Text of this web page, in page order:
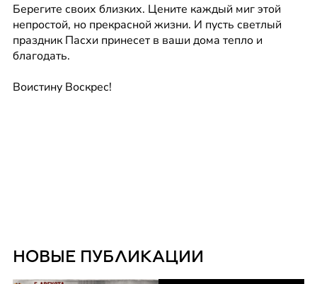
Берегите своих близких. Цените каждый миг этой
непростой, но прекрасной жизни. И пусть светлый
праздник Пасхи принесет в ваши дома тепло и
благодать.
Воистину Воскрес!
НОВЫЕ ПУБЛИКАЦИИ